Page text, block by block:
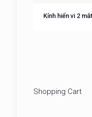
Kính hiển vi 2 mắt
Shopping Cart